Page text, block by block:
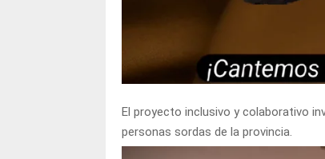
El proyecto inclusivo y colaborativo
personas sordas de la provincia.